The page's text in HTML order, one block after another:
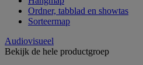
Ordner, tabblad en showtas
Sorteermap
Audiovisueel
Bekijk de hele productgroep